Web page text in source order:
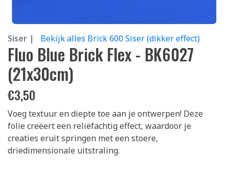
Siser | Bekijk alles Brick 600 Siser (dikker effect)
Fluo Blue Brick Flex - BK6027
(21x30cm)
€3,50
Voeg textuur en diepte toe aan je ontwerpen! Deze
folie creëert een reliëfachtig effect, waardoor je
creaties eruit springen met een stoere,
driedimensionale uitstraling.